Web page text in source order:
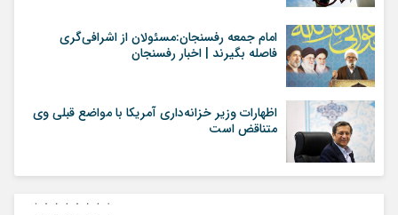
امام جمعه رفسنجان:مسئولان از اشرافی‌گری
فاصله بگیرند | اخبار رفسنجان
اظهارات وزیر خزانه‌داری آمریکا با مواضع قبلی وی
متناقض است